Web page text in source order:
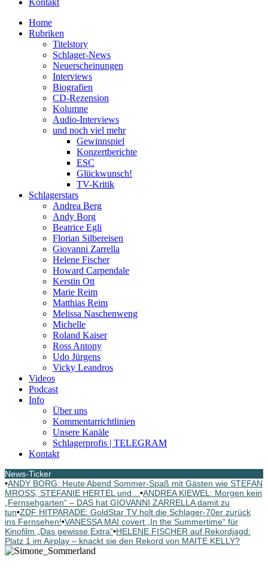
Kontakt
Home
Rubriken
Titelstory
Schlager-News
Neuerscheinungen
Interviews
Biografien
CD-Rezension
Kolumne
Audio-Interviews
und noch viel mehr
Gewinnspiel
Konzertberichte
ESC
Glückwunsch!
TV-Kritik
Schlagerstars
Andrea Berg
Andy Borg
Beatrice Egli
Florian Silbereisen
Giovanni Zarrella
Helene Fischer
Howard Carpendale
Kerstin Ott
Marie Reim
Matthias Reim
Melissa Naschenweng
Michelle
Roland Kaiser
Ross Antony
Udo Jürgens
Vicky Leandros
Videos
Podcast
Info
Über uns
Kommentarrichtlinien
Unsere Kanäle
Schlagerprofis | TELEGRAM
Kontakt
News-Ticker
•ANDY BORG: Heute Abend Sommer-Spaß mit Gästen wie STEFAN
MROSS, STEFANIE HERTEL und… •ANDREA KIEWEL: Morgen kein
„Fernsehgarten“ – DAS hat GIOVANNI ZARRELLA damit zu
tun•ZDF HITPARADE: GoldStar TV holt die Schlager-70er zurück
ins Fernsehen!•VANESSA MAI covert „In the Summertime“ für
Kinofilm „Das gewisse Extra“•HELENE FISCHER auf Rekordjagd:
Platz 1 im Airplay – knackt sie den Rekord von MAITE KELLY?